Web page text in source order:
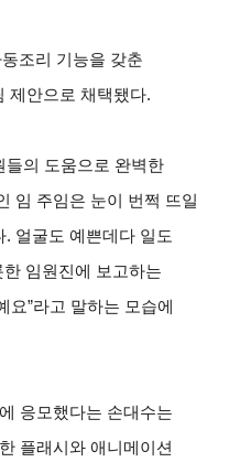
조리 기능을 갖춘
제안으로 채택됐다.
들의 도움으로 완벽한
임 주임은 눈이 번쩍 뜨일
얼굴도 예쁜데다 일도
임원진에 보고하는
”라고 말하는 모습에
응모했다는 손대수는
플래시와 애니메이션